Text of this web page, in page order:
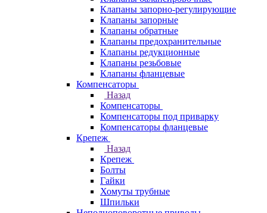
Клапаны запорно-регулирующие
Клапаны запорные
Клапаны обратные
Клапаны предохранительные
Клапаны редукционные
Клапаны резьбовые
Клапаны фланцевые
Компенсаторы
Назад
Компенсаторы
Компенсаторы под приварку
Компенсаторы фланцевые
Крепеж
Назад
Крепеж
Болты
Гайки
Хомуты трубные
Шпильки